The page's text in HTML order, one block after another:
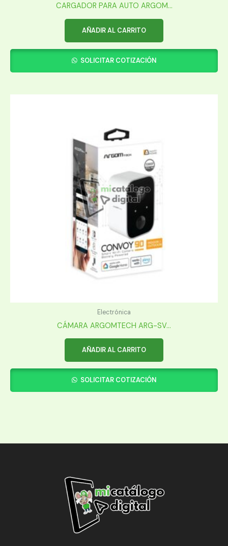
CARGADOR PARA AUTO ARGOM...
AÑADIR AL CARRITO
SOLICITAR COTIZACIÓN
Electrónica
CÁMARA ARGOMTECH ARG-SV...
AÑADIR AL CARRITO
SOLICITAR COTIZACIÓN